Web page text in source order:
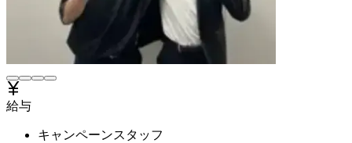
給与
キャンペーンスタッフ